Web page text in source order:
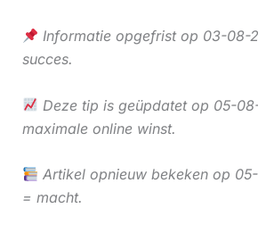
Informatie opgefrist op 03-08-
succes.
Deze tip is geüpdatet op 05-
maximale online winst.
Artikel opnieuw bekeken op
= macht.